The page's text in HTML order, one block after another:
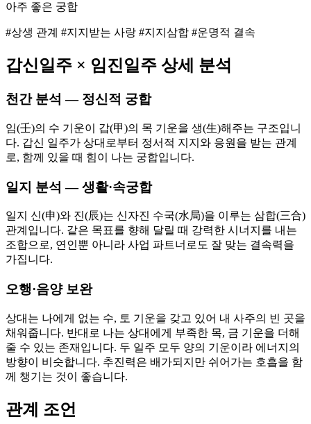
아주 좋은 궁합
#상생 관계 #지지받는 사랑 #지지삼합 #운명적 결속
갑신일주 × 임진일주 상세 분석
천간 분석 — 정신적 궁합
임(壬)의 수 기운이 갑(甲)의 목 기운을 생(生)해주는 구조입니
다. 갑신 일주가 상대로부터 정서적 지지와 응원을 받는 관계
로, 함께 있을 때 힘이 나는 궁합입니다.
일지 분석 — 생활·속궁합
일지 신(申)와 진(辰)는 신자진 수국(水局)을 이루는 삼합(三合)
관계입니다. 같은 목표를 향해 달릴 때 강력한 시너지를 내는
조합으로, 연인뿐 아니라 사업 파트너로도 잘 맞는 결속력을
가집니다.
오행·음양 보완
상대는 나에게 없는 수, 토 기운을 갖고 있어 내 사주의 빈 곳을
채워줍니다. 반대로 나는 상대에게 부족한 목, 금 기운을 더해
줄 수 있는 존재입니다. 두 일주 모두 양의 기운이라 에너지의
방향이 비슷합니다. 추진력은 배가되지만 쉬어가는 호흡을 함
께 챙기는 것이 좋습니다.
관계 조언